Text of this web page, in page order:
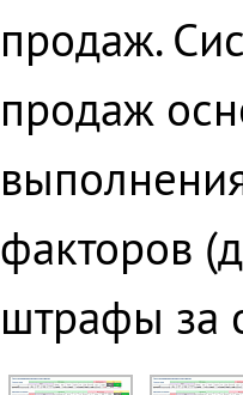
продаж.
продаж
факторов
штрафы за